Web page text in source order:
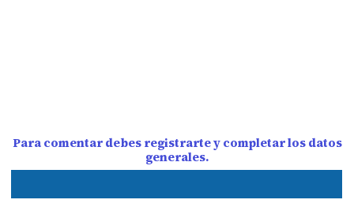
Para comentar debes registrarte y completar los datos
generales.